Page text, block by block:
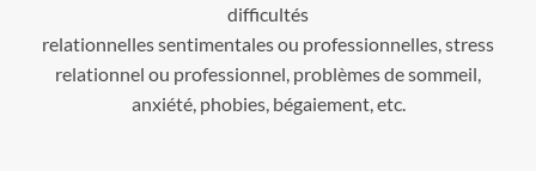
difficultés
relationnelles sentimentales ou professionnelles, stress
relationnel ou professionnel, problèmes de sommeil,
anxiété, phobies, bégaiement, etc.